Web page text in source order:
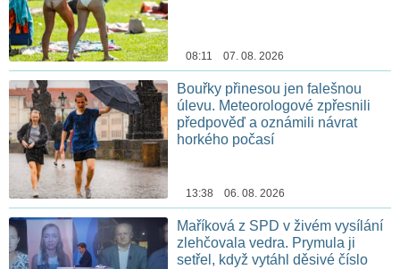
08:11 07. 08. 2026
Bouřky přinesou jen falešnou
úlevu. Meteorologové zpřesnili
předpověď a oznámili návrat
horkého počasí
13:38 06. 08. 2026
Maříková z SPD v živém vysílání
zlehčovala vedra. Prymula ji
setřel, když vytáhl děsivé číslo